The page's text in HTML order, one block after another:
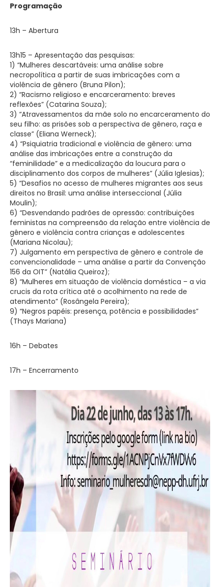
Programação
13h – Abertura
13h15 – Apresentação das pesquisas:
1) “Mulheres descartáveis: uma análise sobre
necropolítica a partir de suas imbricações com a
violência de gênero (Bruna Pilon);
2) “Racismo religioso e encarceramento: breves
reflexões” (Catarina Souza);
3) “Atravessamentos da mãe solo no encarceramento do
seu filho: as prisões sob a perspectiva de gênero, raça e
classe” (Eliana Werneck);
4) “Psiquiatria tradicional e violência de gênero: uma
análise das imbricações entre a construção da
“feminilidade” e a medicalização da loucura para o
disciplinamento dos corpos de mulheres” (Júlia Iglesias);
5) “Desafios no acesso de mulheres migrantes aos seus
direitos no Brasil: uma análise interseccional (Júlia
Moulin);
6) “Desvendando padrões de opressão: contribuições
feministas na compreensão da relação entre violência de
gênero e violência contra crianças e adolescentes
(Mariana Nicolau);
7) Julgamento em perspectiva de gênero e controle de
convencionalidade – uma análise a partir da Convenção
156 da OIT” (Natália Queiroz);
8) “Mulheres em situação de violência doméstica – a via
crucis da rota crítica até o acolhimento na rede de
atendimento” (Rosângela Pereira);
9) “Negros papéis: presença, potência e possibilidades”
(Thays Mariana)
16h – Debates
17h – Encerramento